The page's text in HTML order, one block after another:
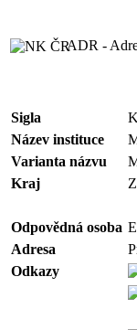
ADR -
Sigla
Název instituce
Varianta názvu
Kraj
Odpovědná osoba
Adresa
Odkazy